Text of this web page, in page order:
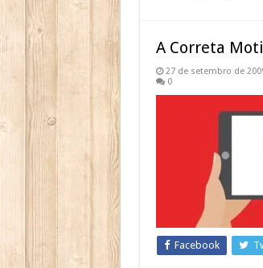
A Correta
27 de setembro de
0
Facebook